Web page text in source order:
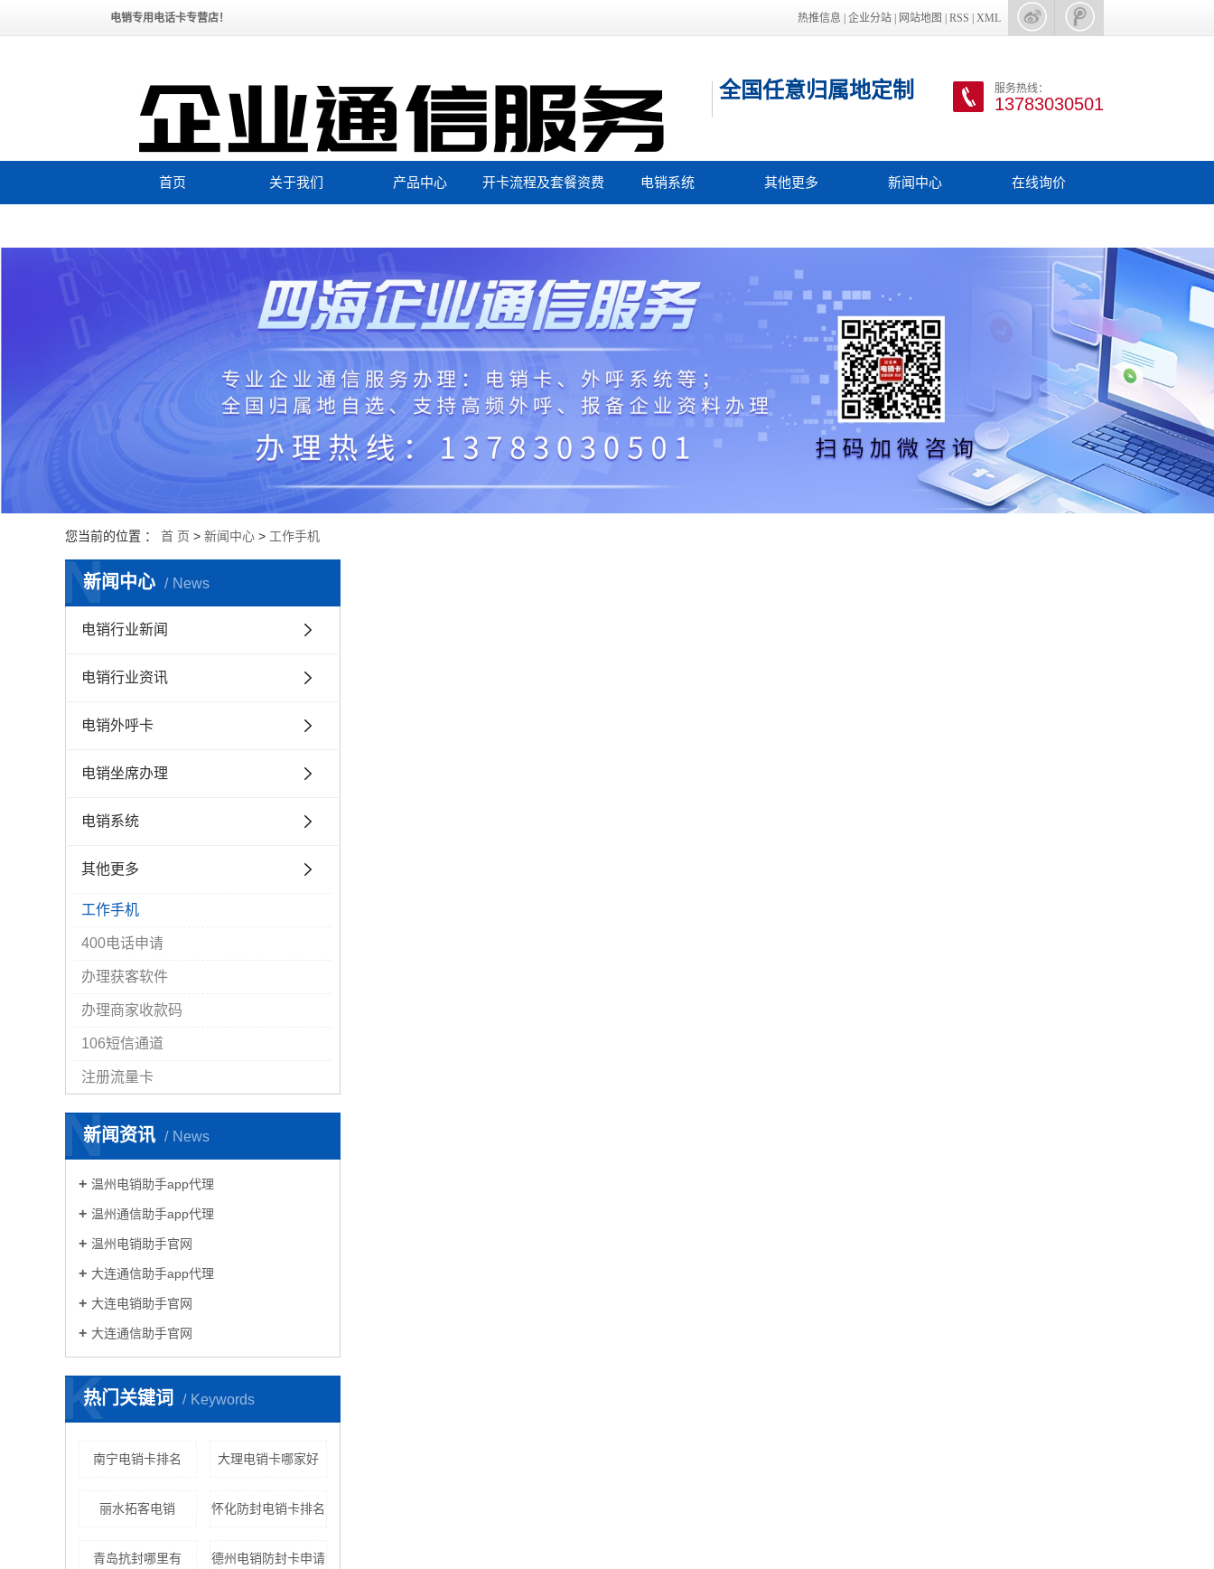
电销专用电话卡专营店！ 热推信息 企业分站 网站地图 RSS XML
全国任意归属地定制 服务热线：
13783030501
首页 关于我们
资质荣誉
发展历程
产品中心
效果好的虚商品牌
电销卡代理
黑名单过滤系统
开卡流程及套餐资费 电销系统 其他更多
办理获客软件
办理商家收款码
注册流量卡
新闻中心
电销外呼卡
电销坐席办理
电销系统
其他更多
在线询价
您当前的位置 ： 首 页 > 新闻中心 > 工作手机
新闻中心 News
N
电销行业新闻
电销行业资讯
电销外呼卡
电销坐席办理
电销系统
其他更多
工作手机
400电话申请
办理获客软件
办理商家收款码
106短信通道
注册流量卡
新闻资讯 News
N
温州电销助手app代理
温州通信助手app代理
温州电销助手官网
大连通信助手app代理
大连电销助手官网
大连通信助手官网
热门关键词 Keywords
K
南宁电销卡排名 大理电销卡哪家好
丽水拓客电销 怀化防封电销卡排名
青岛抗封哪里有 德州电销防封卡申请